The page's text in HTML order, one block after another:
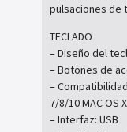
pulsaciones de
TECLADO
– Diseño del
– Botones de
–
7/8/10 MAC OS X
– Interfaz: USB